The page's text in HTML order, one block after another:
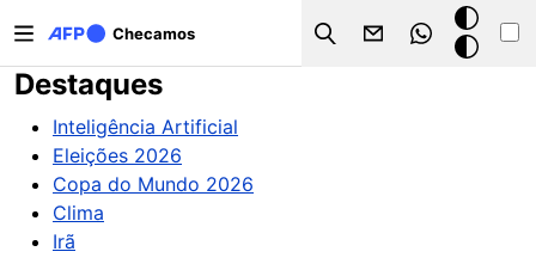
Checamos
Search
Modo
escuro
Destaques
Inteligência Artificial
Eleições 2026
Copa do Mundo 2026
Clima
Irã